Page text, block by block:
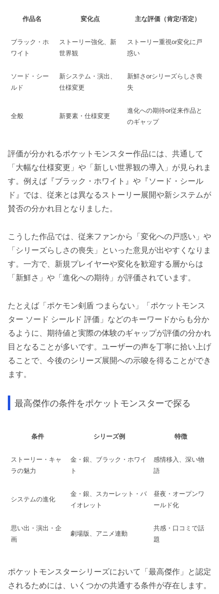
作品名 変化点 主な評価（肯定/否定）
ブラック・ホ
ワイト
ストーリー強化、新
世界観
ストーリー重視or変化に戸
惑い
ソード・シー
ルド
新システム・演出、
仕様変更
新鮮さorシリーズらしさ喪
失
全般 新要素・仕様変更
進化への期待or従来作品と
のギャップ
評価が分かれるポケットモンスター作品には、共通して
「大幅な仕様変更」や「新しい世界観の導入」が見られま
す。例えば『ブラック・ホワイト』や『ソード・シール
ド』では、従来とは異なるストーリー展開や新システムが
賛否の分かれ目となりました。
こうした作品では、従来ファンから「変化への戸惑い」や
「シリーズらしさの喪失」といった意見が出やすくなりま
す。一方で、新規プレイヤーや変化を歓迎する層からは
「新鮮さ」や「進化への期待」が評価されています。
たとえば「ポケモン剣盾 つまらない」「ポケットモンス
ター ソード シールド 評価」などのキーワードからも分か
るように、期待値と実際の体験のギャップが評価の分かれ
目となることが多いです。ユーザーの声を丁寧に拾い上げ
ることで、今後のシリーズ展開への示唆を得ることができ
ます。
最高傑作の条件をポケットモンスターで探る
条件 シリーズ例 特徴
ストーリー・キャ
ラの魅力
金・銀、ブラック・ホワイ
ト
感情移入、深い物
語
システムの進化
金・銀、スカーレット・バ
イオレット
昼夜・オープンワ
ールド化
思い出・演出・企
画
劇場版、アニメ連動
共感・口コミで話
題
ポケットモンスターシリーズにおいて「最高傑作」と認定
されるためには、いくつかの共通する条件が存在します。